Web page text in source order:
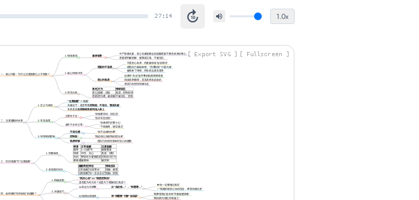
27:14 10 1.0x
Export SVG Fullscreen
中产阶级夫妻，老公在家庭聚会前提醒老婆不要伤表弟自尊心。
老婆感到被误解、被预设立场、不被信任。
案例背景 ：
1. 情境再现
不是担心表弟，而是被假设“会说错话”
感觉自己被贴标签：“无理取闹”“小题大做”
被投射了情绪，而非表达真实需求
老婆的不适感
自身对“失业”这件事的负面情绪投射
假设表弟脆弱，其实表弟未必如此
把自己的担忧转嫁出去
老公的焦虑
2. 核心情绪冲突
角色行为
情绪状态
老公提醒，假设
焦虑、控制欲强
老婆想沟通，被误解 不被信任、愤怒
3. 对话分析
一、核心问题：为什么过度提醒让人不舒服？
“过度提醒” ≠ “提醒”
关键在于：是否带着控制欲、不信任、预设失败
本质是把自我情绪投射到他人身上
1. 定义与表现
“你钱要存好，别乱花”
“你开车别太快”
父母对子女：
“你身体不好要小心”
“下雨路滑，骑车慢点”
成年子女对父母：
2. 常见场景
“你不会做对的事”
不信任感：
“我必须让你按我的想法来”
控制欲：
把自己的担忧变成对别人的提醒
焦虑转移：
3. 对情绪的影响
二、过度提醒的本质
维度 正常提醒
过度提醒
频率
1~2次即可
频繁重复
情绪
中性、关心
焦虑、控制
目的
帮助对方避免错误控制对方行为
接收感被接纳 被压制
1. 判断标准
提醒类型 特征
情绪反应
正常提醒 “记得带伞” 理解、接受
过度提醒 “你一定会忘记” 抵触、愤怒
2. 表现形式对比
三、区别“提醒”与“过度提醒”
“我关心你” vs “我想控制你”
是否是为对方好？还是为了缓解自己焦虑？
1. 明确意图
❌“你一定要慢点骑车”
✅“我真的很担心你的安全，希望你能注意”
从“你必须…” → “我需要…”
a) 表达方式调整
“我希望我们合作时节奏能更清晰”
“我怕因为混乱导致返工”
用“我需要”代替“你应该”
b) 强调自我需求
2. 关键技巧
四、如何做到“恰到好处”的提醒？